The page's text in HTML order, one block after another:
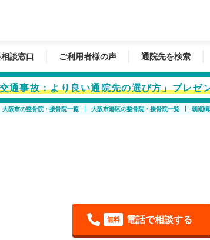
談窓口 ご利用者様の声 通院先を検索
通事故：より良い通院先の選び方」プレゼ
大阪市の整骨院・接骨院一覧 大阪市港区の整骨院・接骨院一覧 朝潮
無料 電話で相談する